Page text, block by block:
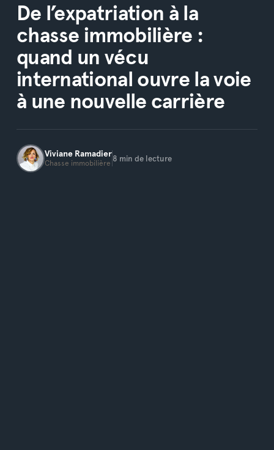
De l’expatriation à la
chasse immobilière :
quand un vécu
international ouvre la voie
à une nouvelle carrière
Viviane Ramadier
Chasse immobilière
8 min de lecture